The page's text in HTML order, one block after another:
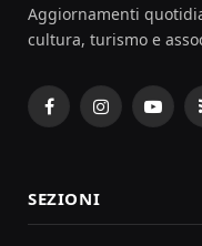
Aggiornamenti
cultura, turismo e
FacebookInstagram
SEZIONI